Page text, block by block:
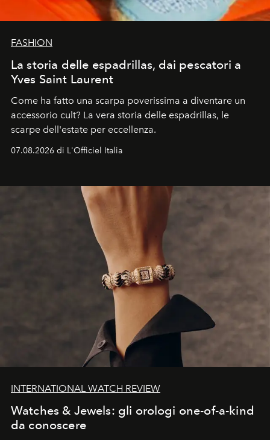
FASHION
La storia delle espadrillas, dai pescatori a
Yves Saint Laurent
Come ha fatto una scarpa poverissima a diventare un
accessorio cult? La vera storia delle espadrillas, le
scarpe dell'estate per eccellenza.
07.08.2026 di L'Officiel Italia
INTERNATIONAL WATCH REVIEW
Watches & Jewels: gli orologi one-of-a-kind
da conoscere